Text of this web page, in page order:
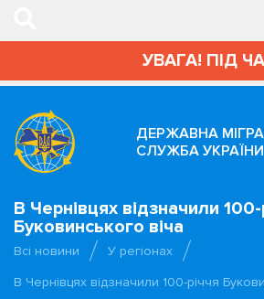
УВАГА! ПІД
ДЕРЖАВНА
СЛУЖБА УКРАЇНИ
В Чернівцях відзначили 100-
Буковинського віча
Всі новини
У регіонах
В Чернівцях відзначили 100-річчя